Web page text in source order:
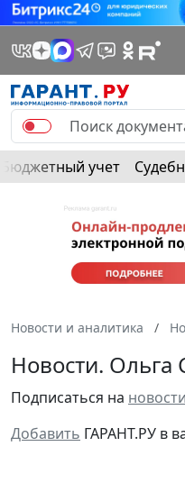
Бюджетный учет
Новости и аналитика
Новости. Ольга
Подписаться на новости
Добавить ГАРАНТ.РУ в